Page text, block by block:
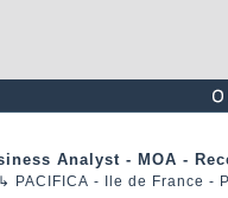
Analyst - MOA -
↳ PACIFICA - Ile de France -